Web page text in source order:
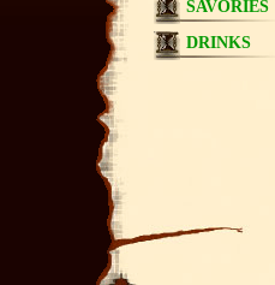
SAVORIES
DRINKS